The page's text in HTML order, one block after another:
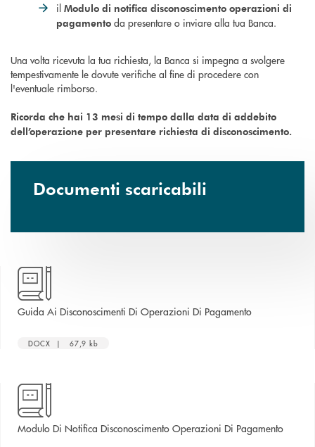
il Modulo di notifica disconoscimento operazioni di
pagamento da presentare o inviare alla tua Banca.
Una volta ricevuta la tua richiesta, la Banca si impegna a svolgere
tempestivamente le dovute verifiche al fine di procedere con
l'eventuale rimborso.
Ricorda che hai 13 mesi di tempo dalla data di addebito
dell’operazione per presentare richiesta di disconoscimento.
Documenti scaricabili
Guida Ai Disconoscimenti Di Operazioni Di Pagamentoapre una
DOCX | 67,9 kb
Modulo Di Notifica Disconoscimento Operazioni Di Pagamentoapre